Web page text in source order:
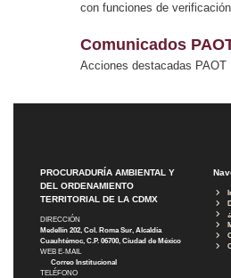
con funciones de verificación
Comunicados
Acciones destacadas PAOT
PROCURADURÍA AMBIENTAL Y
DEL ORDENAMIENTO
TERRITORIAL DE LA CDMX
DIRECCIÓN
Medellín 202, Col. Roma Sur, Alcaldía
Cuauhtémoc, C.P. 06700, Ciudad de México
WEB E-MAIL
Correo Institucional
TELÉFONO